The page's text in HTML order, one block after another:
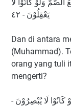
وَلَوْ كَانُوْا لَا
يَعْقِلُوْنَ - ٤٢
Dan di antara
(Muhammad).
orang yang tuli
mengerti?
لَا يُبْصِرُوْنَ -